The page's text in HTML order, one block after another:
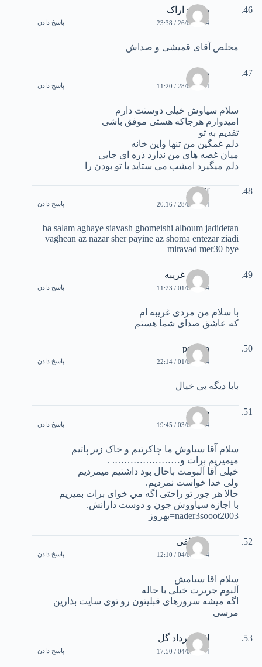
برو بچ اراک
26/02/2004 / 23:38 پاسخ دادن
مخلص آقای قمیشی و صداش
هیوا
28/02/2004 / 11:20 پاسخ دادن
سلام سیاوش خیلی دوستت دارم
امیدوارم هرجاکه هستی موفق باشی
تقدیم به تو
دلم غمگین من تنها واین خانه
میان غصه های من ندارد ذره ای جایی
دلم میگیرد امشب می ستاید با تو بودن را
hanif
28/02/2004 / 20:16 پاسخ دادن
ba salam aghaye siavash ghomeishi alboum jadidetan
vaghean az nazar sher payine az shoma entezar ziadi
miravad mer30 bye
مردی غریبه
01/03/2004 / 11:23 پاسخ دادن
با سلام من مردی غریبه ام
که عاشق صدای شما هستم
pejman
01/03/2004 / 22:14 پاسخ دادن
بابا ديگه بی خيال
بهروز
03/03/2004 / 19:45 پاسخ دادن
سلام آقا سياوش ما چاکرتيم و خاک زير پاتيم
ميميريم برات و…………………. .
خيلی آقا آلبومت باحال بود داشتيم ميمرديم
ولی خدا خواست نمرديم.
حالا هر جور تو راحتی اگه مي خوای برات بميريم
با اجازه سياووش جون و دوست دارانش.
nader3sooot2003=بهروز
مصطفی
04/03/2004 / 12:10 پاسخ دادن
سلام اقا سیامش
آلبوم جریرت خیلی با حاله
اگه میشه سرورهای قبلیتون رو توی سایت بذارین
مرسی
اقا مهرداد گل
04/03/2004 / 17:50 پاسخ دادن